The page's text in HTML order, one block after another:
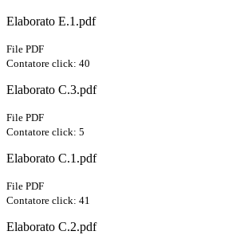
Elaborato E.1.pdf
File PDF
Contatore click: 40
Elaborato C.3.pdf
File PDF
Contatore click: 5
Elaborato C.1.pdf
File PDF
Contatore click: 41
Elaborato C.2.pdf